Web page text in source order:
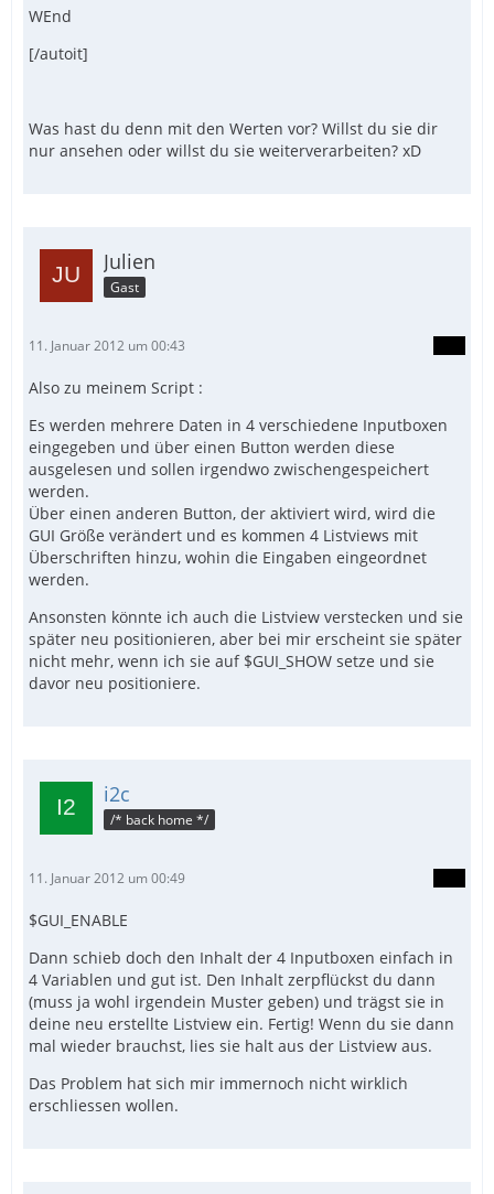
WEnd
[/autoit]
Was hast du denn mit den Werten vor? Willst du sie dir
nur ansehen oder willst du sie weiterverarbeiten? xD
Julien
Gast
11. Januar 2012 um 00:43
Also zu meinem Script :
Es werden mehrere Daten in 4 verschiedene Inputboxen
eingegeben und über einen Button werden diese
ausgelesen und sollen irgendwo zwischengespeichert
werden.
Über einen anderen Button, der aktiviert wird, wird die
GUI Größe verändert und es kommen 4 Listviews mit
Überschriften hinzu, wohin die Eingaben eingeordnet
werden.
Ansonsten könnte ich auch die Listview verstecken und sie
später neu positionieren, aber bei mir erscheint sie später
nicht mehr, wenn ich sie auf $GUI_SHOW setze und sie
davor neu positioniere.
i2c
/* back home */
11. Januar 2012 um 00:49
$GUI_ENABLE
Dann schieb doch den Inhalt der 4 Inputboxen einfach in
4 Variablen und gut ist. Den Inhalt zerpflückst du dann
(muss ja wohl irgendein Muster geben) und trägst sie in
deine neu erstellte Listview ein. Fertig! Wenn du sie dann
mal wieder brauchst, lies sie halt aus der Listview aus.
Das Problem hat sich mir immernoch nicht wirklich
erschliessen wollen.